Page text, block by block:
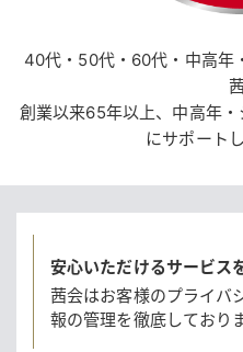
40代・50代・60代・中高年
創業以来65年以上、中高年
にサポート
安心いただけるサービス
茜会はお客様のプライバ
報の管理を徹底しており